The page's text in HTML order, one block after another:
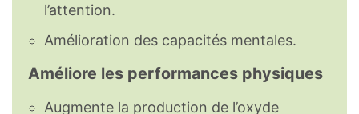
l’attention.
Amélioration des capacités mentales.
Améliore les performances physiques
Augmente la production de l’oxyde